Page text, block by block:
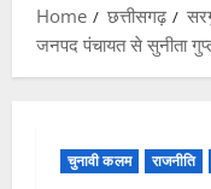
Home छत्तीसगढ़
जनपद पंचायत से सुनीता
चुनावी कलम राजनीति